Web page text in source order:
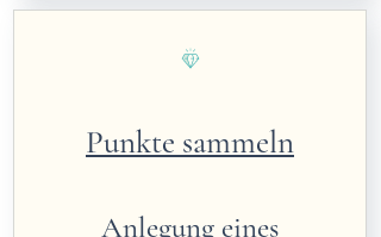
Punkte sammeln
Anlegung eines